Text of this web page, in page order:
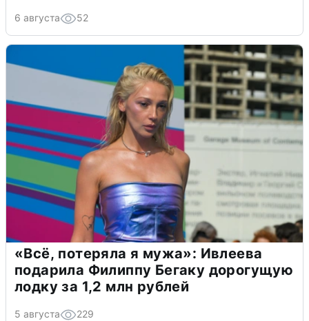
6 августа 52
«Всё, потеряла я мужа»: Ивлеева
подарила Филиппу Бегаку дорогущую
лодку за 1,2 млн рублей
5 августа 229